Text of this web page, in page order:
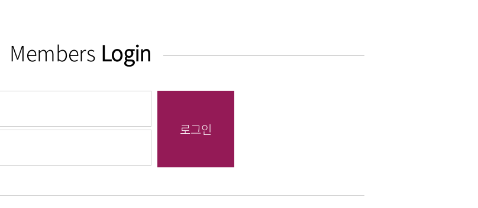
Members Login